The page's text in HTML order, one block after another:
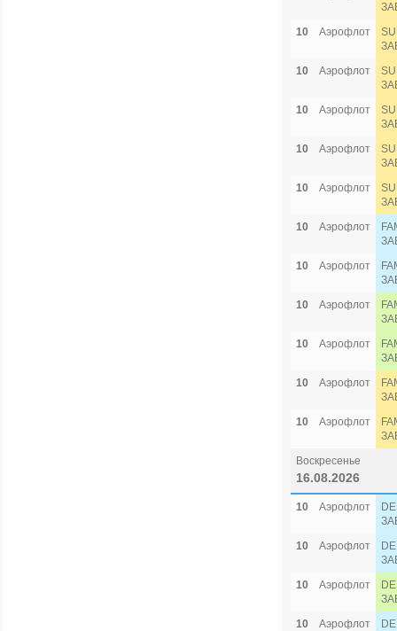
10
Аэрофлот
10
Аэрофлот
10
Аэрофлот
10
Аэрофлот
10
Аэрофлот
10
Аэрофлот
10
Аэрофлот
10
Аэрофлот
10
Аэрофлот
10
Аэрофлот
10
Аэрофлот
Воскресенье
16.08.2026
10 Аэрофлот
10
Аэрофлот
10
Аэрофлот
10
Аэрофлот